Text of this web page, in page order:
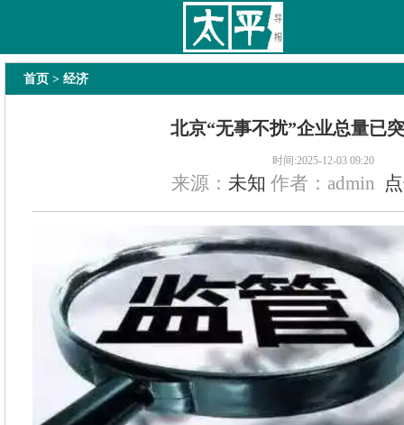
国内 国际 教育
首页 > 经济
北京“无事不扰”企业总量已
时间:2025-12-03 09:20
来源： 未知 作者：admin